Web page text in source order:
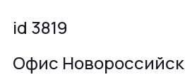
id 3819
Офис Новороссийск